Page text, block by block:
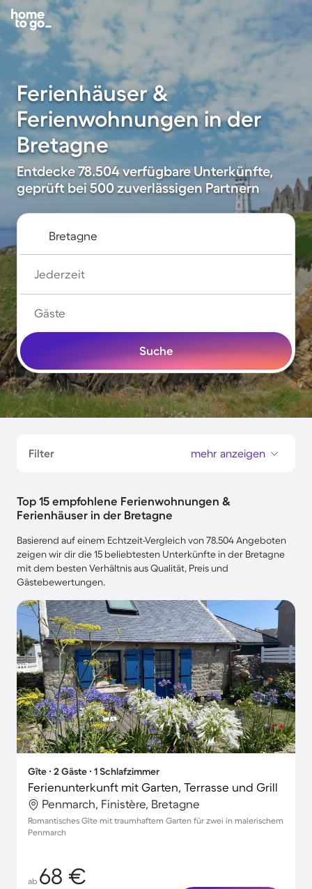
Ferienhäuser &
Ferienwohnungen in der
Bretagne
Entdecke 78.504 verfügbare Unterkünfte,
geprüft bei 500 zuverlässigen Partnern
Jederzeit
Gäste
Suche
Filter mehr anzeigen
Top 15 empfohlene Ferienwohnungen &
Ferienhäuser in der Bretagne
Basierend auf einem Echtzeit-Vergleich von 78.504 Angeboten
zeigen wir dir die 15 beliebtesten Unterkünfte in der Bretagne
mit dem besten Verhältnis aus Qualität, Preis und
Gästebewertungen.
Gîte ∙ 2 Gäste ∙ 1 Schlafzimmer
Ferienunterkunft mit Garten, Terrasse und Grill
Penmarch, Finistère, Bretagne
Romantisches Gîte mit traumhaftem Garten für zwei in malerischem
Penmarch
ab 68 €